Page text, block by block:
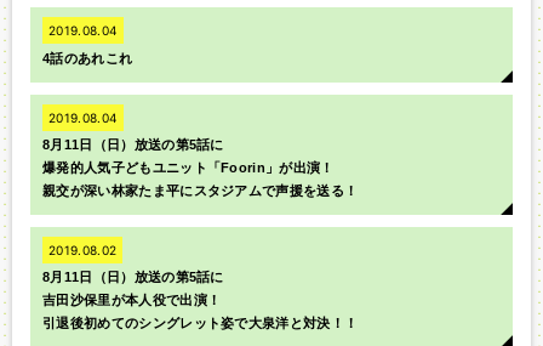
2019.08.04
4話のあれこれ
2019.08.04
8月11日（日）放送の第5話に
爆発的人気子どもユニット「Foorin」が出演！
親交が深い林家たま平にスタジアムで声援を送る！
2019.08.02
8月11日（日）放送の第5話に
吉田沙保里が本人役で出演！
引退後初めてのシングレット姿で大泉洋と対決！！